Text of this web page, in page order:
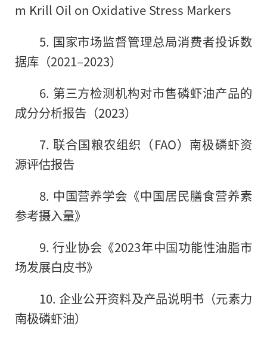
m Krill Oil on Oxidative Stress Markers
5. 国家市场监督管理总局消费者投诉数
据库（2021–2023）
6. 第三方检测机构对市售磷虾油产品的
成分分析报告（2023）
7. 联合国粮农组织（FAO）南极磷虾资
源评估报告
8. 中国营养学会《中国居民膳食营养素
参考摄入量》
9. 行业协会《2023年中国功能性油脂市
场发展白皮书》
10. 企业公开资料及产品说明书（元素力
南极磷虾油）